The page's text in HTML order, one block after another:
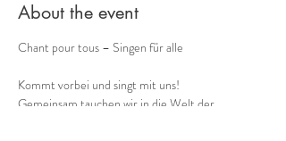
About the event
Chant pour tous – Singen für alle
Kommt vorbei und singt mit uns!
Gemeinsam tauchen wir in die Welt der